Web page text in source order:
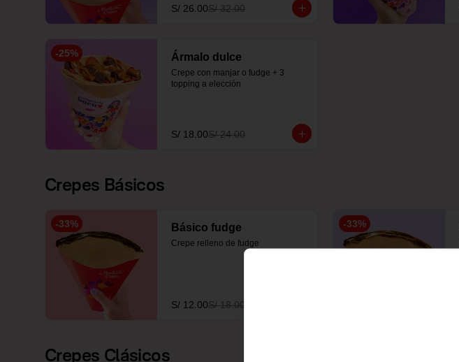
S/ 26.00S/ 32.00
-25% Ármalo dulce
Crepe con manjar o fudge + 3
topping a elección
S/ 18.00S/ 24.00
Crepes Básicos
-33% Básico fudge
Crepe relleno de fudge
S/ 12.00S/ 18.00
-33%
Crepes Clásicos